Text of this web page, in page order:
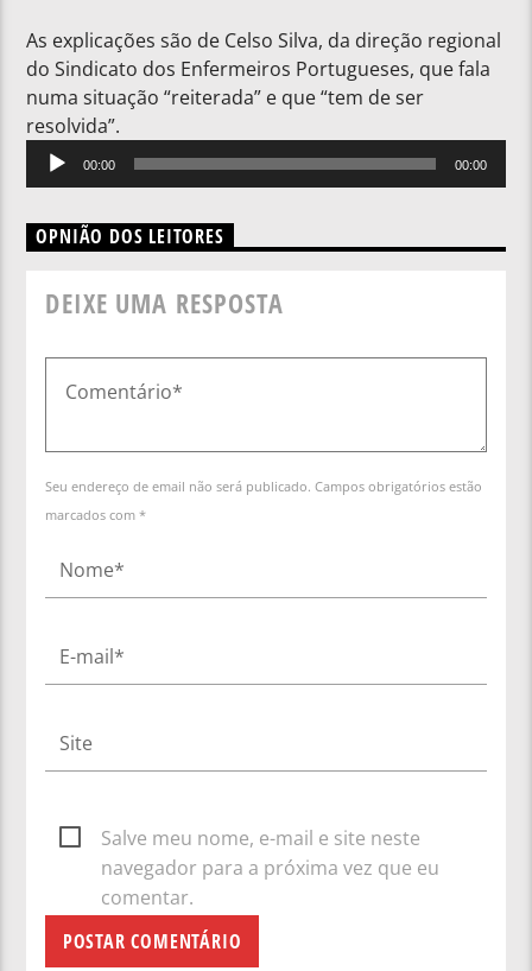
As explicações são de Celso Silva, da direção regional
do Sindicato dos Enfermeiros Portugueses, que fala
numa situação “reiterada” e que “tem de ser
resolvida”.
Reprodutor
de
00:00 00:00
OPNIÃO DOS LEITORES
DEIXE UMA RESPOSTA
Seu endereço de email não será publicado. Campos obrigatórios estão
marcados com *
Salve meu nome, e-mail e site neste
navegador para a próxima vez que eu
comentar.